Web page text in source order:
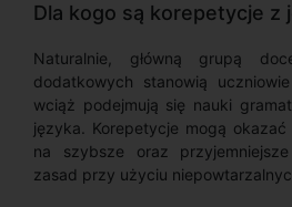
Dla kogo są korepetycje z
Naturalnie, główną grupą
dodatkowych stanowią
wciąż podejmują się nauki
języka. Korepetycje mogą
na szybsze oraz
zasad przy użyciu